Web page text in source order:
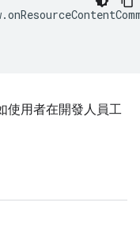
.
使用者在開發人員工